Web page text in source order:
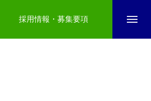
採用情報・募集要項